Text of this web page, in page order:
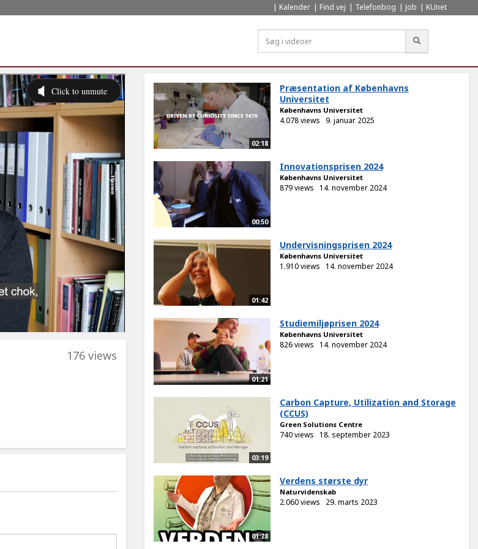
Kalender Find vej Telefonbog Job KUnet
176 views
02:18
Præsentation af Københavns
Universitet
Københavns Universitet
4.078 views 9. januar 2025
00:50
Innovationsprisen 2024
Københavns Universitet
879 views 14. november 2024
01:42
Undervisningsprisen 2024
Københavns Universitet
1.910 views 14. november 2024
01:21
Studiemiljøprisen 2024
Københavns Universitet
826 views 14. november 2024
03:19
Carbon Capture, Utilization and Storage
(CCUS)
Green Solutions Centre
740 views 18. september 2023
01:28
Verdens største dyr
Naturvidenskab
2.060 views 29. marts 2023